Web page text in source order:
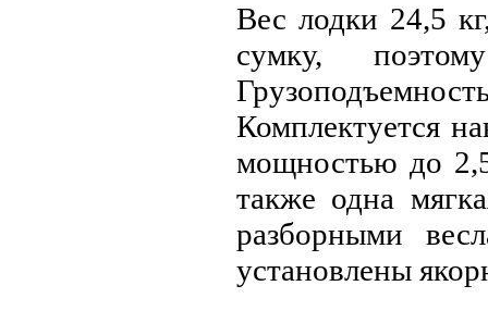
Вес лодки 24,5
сумку,
Комплектуется
мощностью до
также одна
разборными
установлены